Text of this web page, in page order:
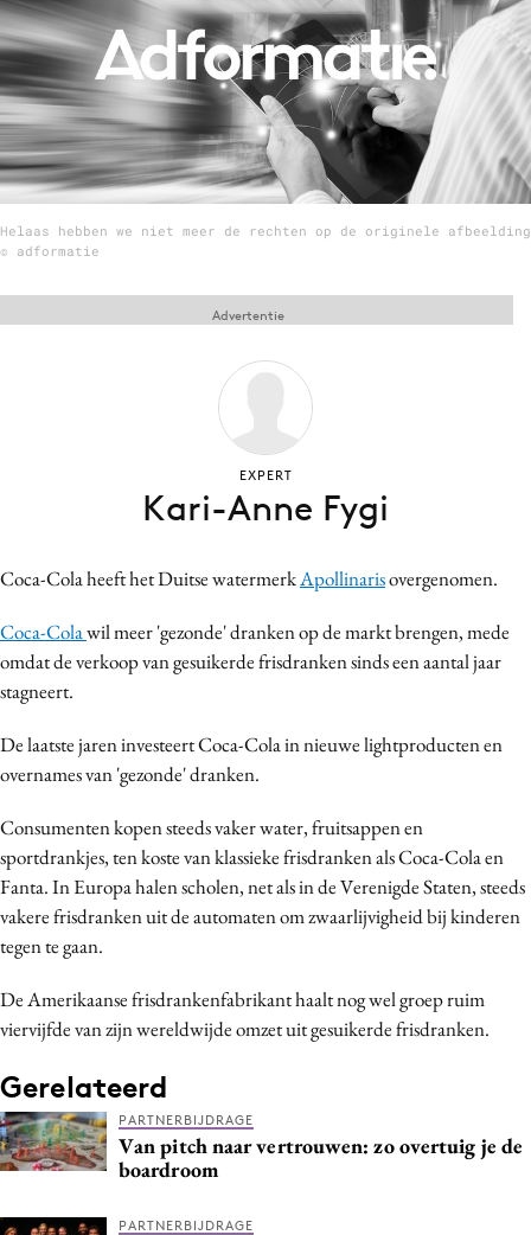
Menu
Home
9 sept: GenAI-training
12 nov: MarketingLive!
Adverteren
Artificial Intelligence
Campagnes
Contentmarketing
Craft
Data & Insights
Digital transformation
Diversiteit
Effectiviteit
Interne communicatie
Martech
Media
Merkstrategie
PR
Purpose Marketing
Helaas hebben we niet meer de rechten op de originele afbeelding
© adformatie
Coca-Cola heeft het Duitse watermerkApollinarisovergenomen.
Coca-Colawil meer 'gezonde' dranken op de markt brengen, mede
omdat de verkoop van gesuikerde frisdranken sinds een aantal jaar
stagneert.
De laatste jaren investeert Coca-Cola in nieuwe lightproducten en
overnames van 'gezonde' dranken.
Consumenten kopen steeds vaker water, fruitsappen en
sportdrankjes, ten koste van klassieke frisdranken als Coca-Cola en
Fanta. In Europa halen scholen, net als in de Verenigde Staten, steeds
vakere frisdranken uit de automaten om zwaarlijvigheid bij kinderen
tegen te gaan.
De Amerikaanse frisdrankenfabrikant haalt nog wel groep ruim
viervijfde van zijn wereldwijde omzet uit gesuikerde frisdranken.
Gerelateerd
PARTNERBIJDRAGE
Van pitch naar vertrouwen: zo overtuig je de
boardroom
PARTNERBIJDRAGE
Advertentie
EXPERT
Kari-Anne Fygi